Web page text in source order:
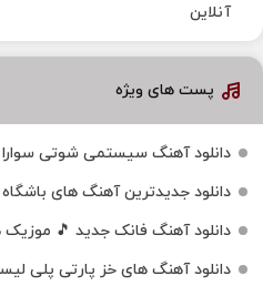
آنلاین
پست های ویژه
دانلود آهنگ سیستمی شوتی سوارا
دانلود جدیدترین آهنگ‌ های
دانلود آهنگ فانک جدید 🎵
دانلود آهنگ های خز پارتی پلی لیست